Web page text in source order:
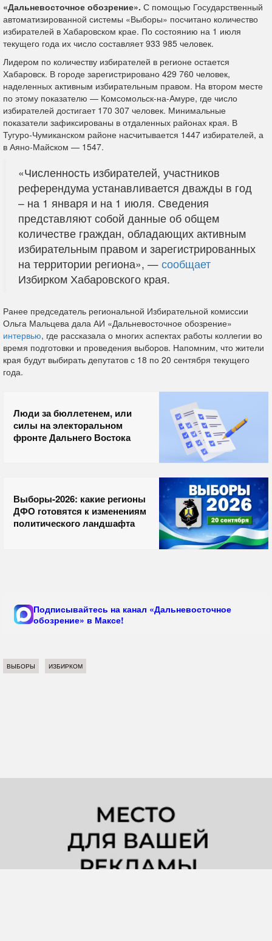
«Дальневосточное обозрение». С помощью Государственный
автоматизированной системы «Выборы» посчитано количество
избирателей в Хабаровском крае. По состоянию на 1 июля
текущего года их число составляет 933 985 человек.
Лидером по количеству избирателей в регионе остается
Хабаровск. В городе зарегистрировано 429 760 человек,
наделенных активным избирательным правом. На втором месте
по этому показателю — Комсомольск‑на‑Амуре, где число
избирателей достигает 170 307 человек. Минимальные
показатели зафиксированы в отдаленных районах края. В
Тугуро‑Чумиканском районе насчитывается 1447 избирателей, а
в Аяно‑Майском — 1547.
«Численность избирателей, участников
референдума устанавливается дважды в год
– на 1 января и на 1 июля. Сведения
представляют собой данные об общем
количестве граждан, обладающих активным
избирательным правом и зарегистрированных
на территории региона», — сообщает
Избирком Хабаровского края.
Ранее председатель региональной Избирательной комиссии
Ольга Мальцева дала АИ «Дальневосточное обозрение»
интервью, где рассказала о многих аспектах работы коллегии во
время подготовки и проведения выборов. Напомним, что жители
края будут выбирать депутатов с 18 по 20 сентября текущего
года.
Люди за бюллетенем, или
силы на электоральном
фронте Дальнего Востока
Выборы-2026: какие регионы
ДФО готовятся к изменениям
политического ландшафта
Подписывайтесь на канал «Дальневосточное
обозрение» в Максе!
ВЫБОРЫ ИЗБИРКОМ